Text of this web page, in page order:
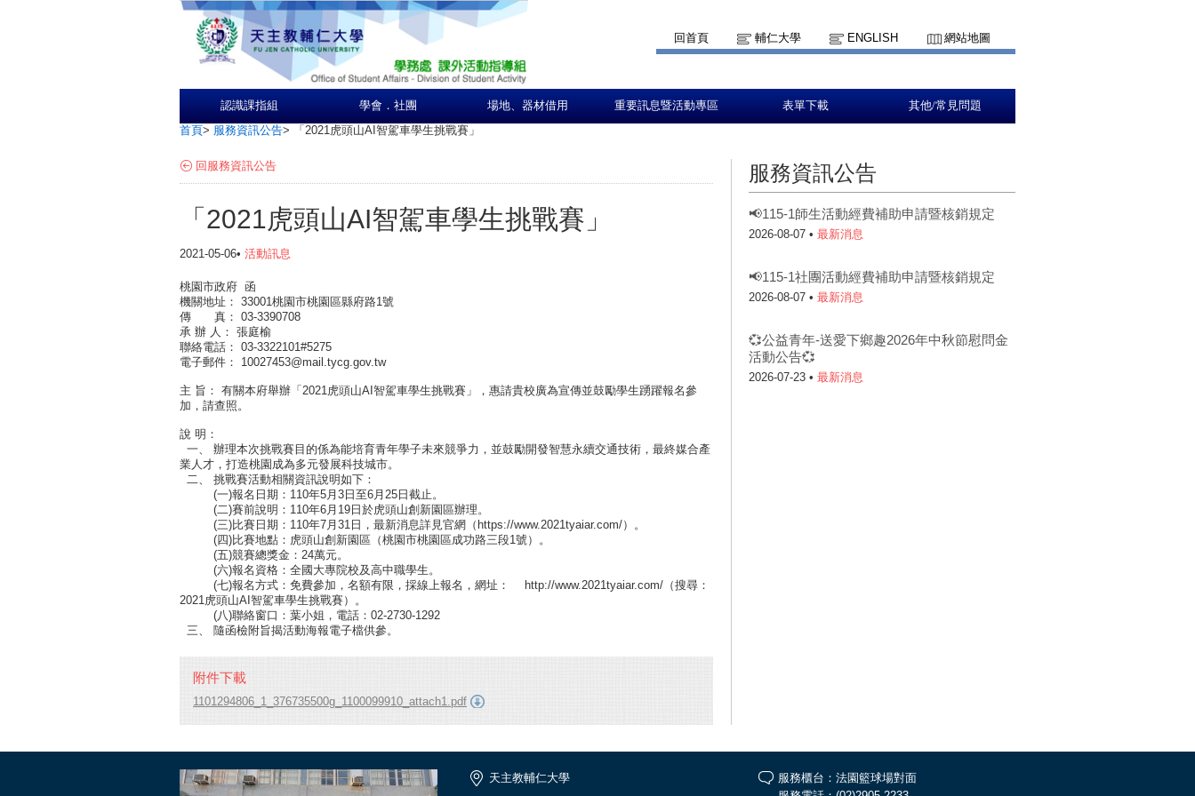
回首頁 輔仁大學 ENGLISH 網站地圖
認識課指組 學會．社團 場地、器材借用 重要訊息暨活動專區 表單下載 其他/常見問題
首頁> 服務資訊公告> 「2021虎頭山AI智駕車學生挑戰賽」
回服務資訊公告
「2021虎頭山AI智駕車學生挑戰賽」
2021-05-06• 活動訊息
桃園市政府 函
機關地址： 33001桃園市桃園區縣府路1號
傳 真： 03-3390708
承 辦 人： 張庭榆
聯絡電話： 03-3322101#5275
電子郵件：
10027453@mail.tycg.gov.tw
主 旨： 有關本府舉辦「2021虎頭山AI智駕車學生挑戰賽」，惠請貴校廣為宣傳並鼓勵學生踴躍報名參
加，請查照。
說 明：
一、
辦理本次挑戰賽目的係為能培育青年學子未來競爭力，並鼓勵開發智慧永續交通技術，最終媒合產
業人才，打造桃園成為多元發展科技城市。
二、
挑戰賽活動相關資訊說明如下：
(一)報名日期：110年5月3日至6月25日截止。
(二)賽前說明：110年6月19日於虎頭山創新園區辦理。
(三)比賽日期：110年7月31日，最新消息詳見官網（https://www.2021tyaiar.com/）。
(四)比賽地點：虎頭山創新園區（桃園市桃園區成功路三段1號）。
(五)競賽總獎金：24萬元。
(六)報名資格：全國大專院校及高中職學生。
(七)報名方式：免費參加，名額有限，採線上報名，網址： http://www.2021tyaiar.com/（搜尋：
2021虎頭山AI智駕車學生挑戰賽）。
(八)聯絡窗口：葉小姐，電話：02-2730-1292
三、
隨函檢附旨揭活動海報電子檔供參。
附件下載
1101294806_1_376735500g_1100099910_attach1.pdf
服務資訊公告
📢115-1師生活動經費補助申請暨核銷規定
2026-08-07 • 最新消息
📢115-1社團活動經費補助申請暨核銷規定
2026-08-07 • 最新消息
💞公益青年-送愛下鄉趣2026年中秋節慰問金
活動公告💞
2026-07-23 • 最新消息
天主教輔仁大學
服務櫃台：法園籃球場對面